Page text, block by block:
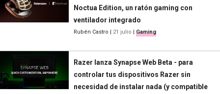
Noctua Edition, un ratón gaming con
ventilador integrado
Rubén Castro | 21 julio | Gaming
Razer lanza Synapse Web Beta - para
controlar tus dispositivos Razer sin
necesidad de instalar nada (y compatible